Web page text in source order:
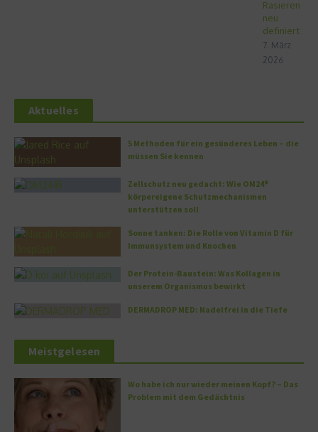
Rasieren
neu
definiert
7. März
2026
Aktuelles
5 Methoden für ein gesünderes Leben – die
müssen Sie kennen
Zellschutz neu gedacht: Wie OM24®
körpereigene Schutzmechanismen
unterstützen soll
Sonne tanken: Die Rolle von Vitamin D für
Immunsystem und Knochen
Der Protein-Baustein: Was Kollagen in
unserem Organismus bewirkt
DERMADROP MED: Nadelfrei in die Tiefe
Meistgelesen
Wo habe ich nur wieder meinen Kopf? – Das
Problem mit dem Gedächtnis